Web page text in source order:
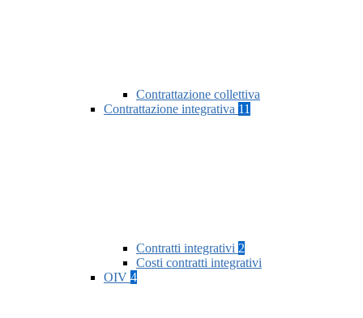
Contrattazione collettiva
Contrattazione integrativa 11
Contratti integrativi 2
Costi contratti integrativi
OIV 4